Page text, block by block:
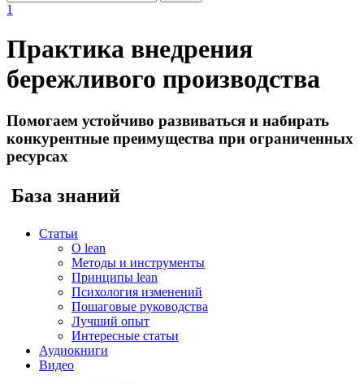
1
Практика внедрения
бережливого производства
Помогаем устойчиво развиваться и набирать
конкурентные преимущества при ограниченных
ресурсах
База знаний
Статьи
O lean
Методы и инструменты
Принципы lean
Психология изменений
Пошаговые руководства
Лучший опыт
Интересные статьи
Аудиокниги
Видео